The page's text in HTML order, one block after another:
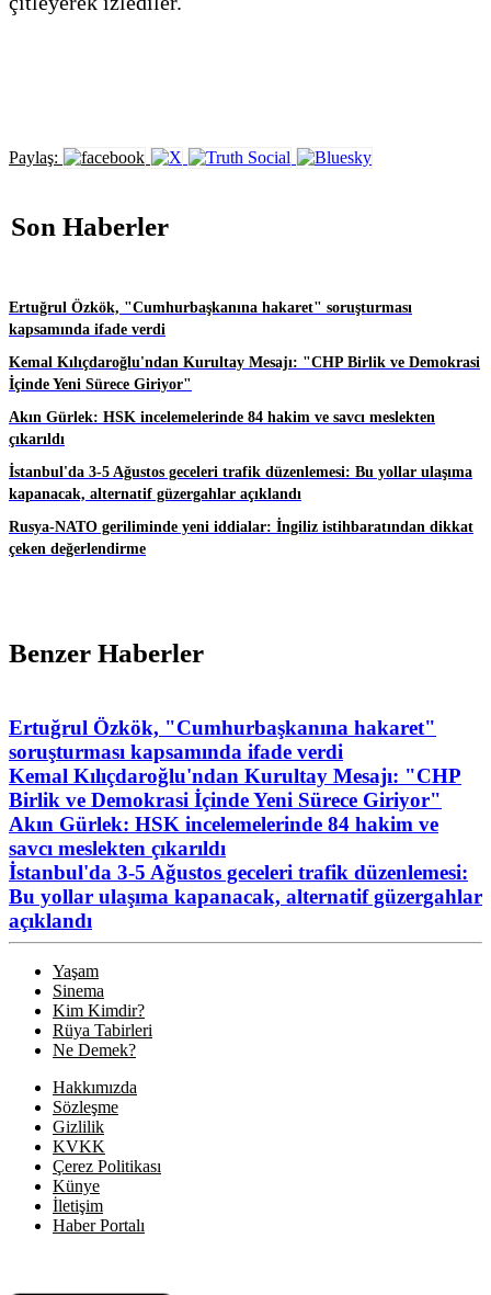
Paylaş:
Son Haberler
Ertuğrul Özkök, "Cumhurbaşkanına hakaret" soruşturması
kapsamında ifade verdi
Kemal Kılıçdaroğlu'ndan Kurultay Mesajı: "CHP Birlik ve Demokrasi
İçinde Yeni Sürece Giriyor"
Akın Gürlek: HSK incelemelerinde 84 hakim ve savcı meslekten
çıkarıldı
İstanbul'da 3-5 Ağustos geceleri trafik düzenlemesi: Bu yollar ulaşıma
kapanacak, alternatif güzergahlar açıklandı
Rusya-NATO geriliminde yeni iddialar: İngiliz istihbaratından dikkat
çeken değerlendirme
Benzer Haberler
Ertuğrul Özkök, "Cumhurbaşkanına hakaret"
soruşturması kapsamında ifade verdi
Kemal Kılıçdaroğlu'ndan Kurultay Mesajı: "CHP
Birlik ve Demokrasi İçinde Yeni Sürece Giriyor"
Akın Gürlek: HSK incelemelerinde 84 hakim ve
savcı meslekten çıkarıldı
İstanbul'da 3-5 Ağustos geceleri trafik düzenlemesi:
Bu yollar ulaşıma kapanacak, alternatif güzergahlar
açıklandı
Yaşam
Sinema
Kim Kimdir?
Rüya Tabirleri
Ne Demek?
Hakkımızda
Sözleşme
Gizlilik
KVKK
Çerez Politikası
Künye
İletişim
Haber Portalı